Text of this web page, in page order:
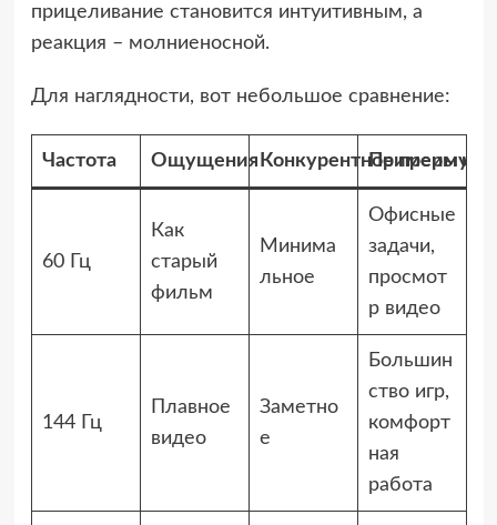
прицеливание становится интуитивным, а
реакция – молниеносной.
Для наглядности, вот небольшое сравнение:
Частота Ощущения КонкурентноеПримеры
60 Гц
Как
старый
фильм
Минима
льное
Офисные
задачи,
просмот
р видео
144 Гц
Плавное
видео
Заметно
е
Большин
ство игр,
комфорт
ная
работа